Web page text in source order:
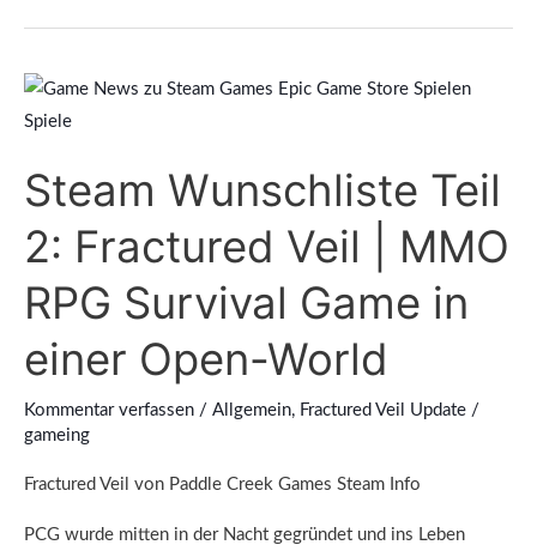
Steam Wunschliste Teil
2: Fractured Veil | MMO
RPG Survival Game in
einer Open-World
Kommentar verfassen / Allgemein, Fractured Veil Update /
gameing
Fractured Veil von Paddle Creek Games Steam Info
PCG wurde mitten in der Nacht gegründet und ins Leben
Steam
Wunschliste
2:
Veil
MMO
RPG
Survival
Game
in
einer
World